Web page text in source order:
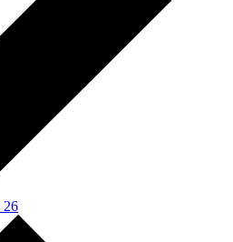
26